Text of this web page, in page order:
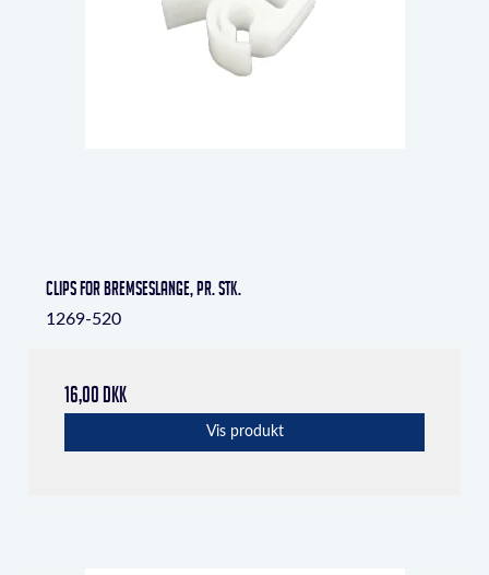
Clips for bremseslange, pr. stk.
1269-520
16,00 DKK
Vis produkt